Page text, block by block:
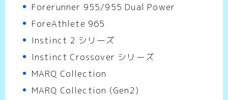
Forerunner 955/955 Dual Power
ForeAthlete 965
Instinct 2 シリーズ
Instinct Crossover シリーズ
MARQ Collection
MARQ Collection (Gen2)